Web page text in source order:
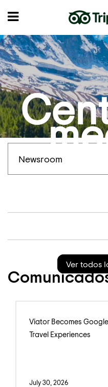
Newsroom
Ver todos
Viator Becomes
Travel Experiences
July 30, 2026